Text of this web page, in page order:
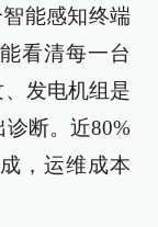
能感知终端
看清每一台
发电机组是
断。近80%
，运维成本